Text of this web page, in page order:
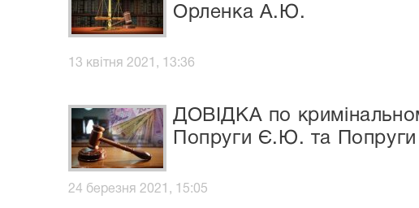
Орленка А.Ю.
13 квітня 2021, 13:36
ДОВІДКА по
Попруги Є.Ю. та
24 березня 2021, 15:05